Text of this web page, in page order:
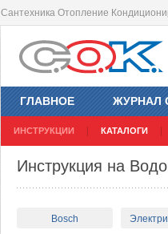
Сантехника Отопление
ГЛАВНОЕ ЖУРНАЛ
ИНСТРУКЦИИ КАТАЛОГИ
Инструкция на
Bosch